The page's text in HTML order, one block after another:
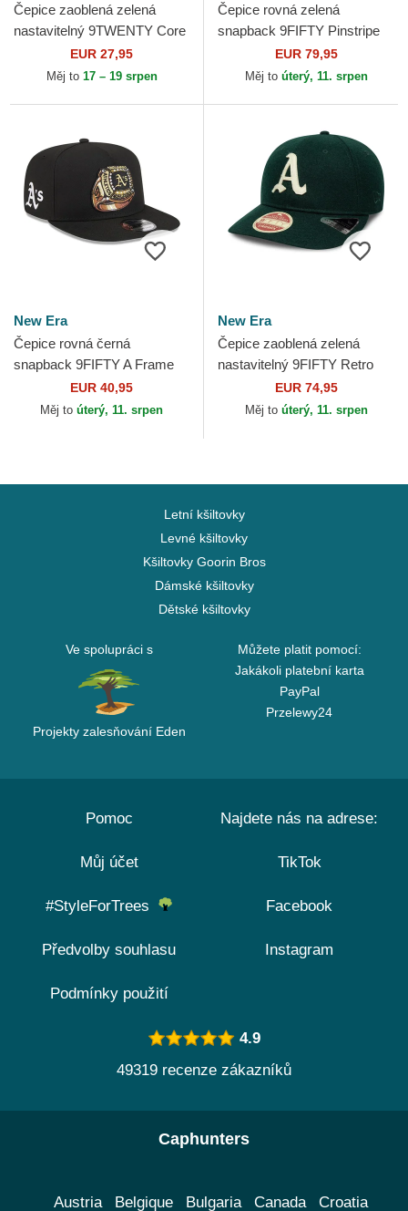
Čepice zaoblená zelená
nastavitelný 9TWENTY Core
Classic Oakland Athletics
MLB New Era
EUR 27,95
Měj to 17 – 19 srpen
Čepice rovná zelená
snapback 9FIFTY Pinstripe
Visor Clip Oakland Athletics
MLB New Era
EUR 79,95
Měj to úterý, 11. srpen
New Era
Čepice rovná černá
snapback 9FIFTY A Frame
Ring Oakland Athletics MLB
New Era
EUR 40,95
Měj to úterý, 11. srpen
New Era
Čepice zaoblená zelená
nastavitelný 9FIFTY Retro
Crown Heritage Series
Oakland Athletics MLB New
EUR 74,95
Měj to úterý, 11. srpen
Letní kšiltovky
Levné kšiltovky
Kšiltovky Goorin Bros
Dámské kšiltovky
Dětské kšiltovky
Ve spolupráci s
Projekty zalesňování Eden
Můžete platit pomocí:
Jakákoli platební karta
PayPal
Przelewy24
Pomoc
Můj účet
#StyleForTrees
Předvolby souhlasu
Podmínky použití
Najdete nás na adrese:
TikTok
Facebook
Instagram
4.9
49319 recenze zákazníků
Caphunters
Austria Belgique Bulgaria Canada Croatia